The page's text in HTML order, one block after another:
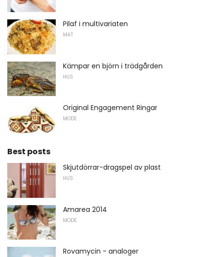
Pilaf i multivariaten
MAT
Kämpar en björn i trädgården
HUS
Original Engagement Ringar
MODE
Best posts
Skjutdörrar-dragspel av plast
HUS
Amarea 2014
MODE
Rovamycin - analoger